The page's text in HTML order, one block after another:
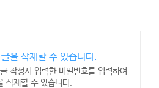
을 삭제할 수 있습니다.
작성시 입력한 비밀번호를 입력하여
삭제할 수 있습니다.